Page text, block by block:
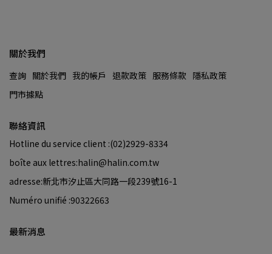
關於我們
查詢 關於我們 我的帳戶 退款政策 服務條款 隱私政策
門市據點
聯絡資訊
Hotline du service client :(02)2929-8334
boîte aux lettres:halin@halin.com.tw
adresse:新北市汐止區大同路一段239號16-1
Numéro unifié :90322663
最新消息